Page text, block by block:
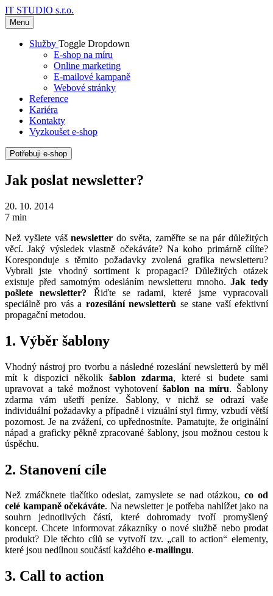
IT STUDIO s.r.o.
Menu
Služby Toggle Dropdown
E-shop na míru
Online marketing
E-mailové kampaně
Webové stránky
Reference
Kariéra
Kontakty
Vyzkoušet e-shop
Potřebuji e-shop
Jak poslat newsletter?
20. 10. 2014
7 min
Než vyšlete vášnewsletter do světa, zaměřte se na pár důležitých
věcí. Jaký výsledek vlastně očekáváte? Na koho primárně cílíte?
Koresponduje s těmito požadavky zvolená grafika newsletteru?
Vybrali jste vhodný sortiment k propagaci? Důležitých otázek
existuje před samotným odesláním newsletteru mnoho.Jak tedy
pošlete newsletter? Řiďte se radami, které jsme vypracovali
speciálně pro vás a rozesílání newsletterů se stane vaší efektivní
propagační metodou.
1. Výběr šablony
Vhodný nástroj pro tvorbu a následné rozeslání newsletterů by měl
mít k dispozici několik šablon zdarma, které si budete sami
upravovat a také možnost vyhotovení šablon na míru. Šablony
zdarma vám ušetří peníze. Šablony, v nichž se odrazí vaše
individuální požadavky a případně i vizuální styl firmy, vzbudí větší
pozornost. Je na zvážení, co upřednostníte. Pamatujte, že originální
nápad a graficky pěkně zpracované šablony, jsou možnou cestou k
úspěchu.
2. Stanovení cíle
Než zmáčknete tlačítko odeslat, zamyslete se nad otázkou,co od
celé kampaně očekáváte. Na newsletter je potřeba nahlížet jako na
souhrn jednotlivých částí, které dohromady tvoří promyšlený
koncept. Chcete informovat zákazníky o nové službě nebo prodat
produkt? Dle těchto cílů se vytvoří tzv. „call to action“ elementy,
které jsou nedílnou součástí každého e-mailingu.
3. Call to action